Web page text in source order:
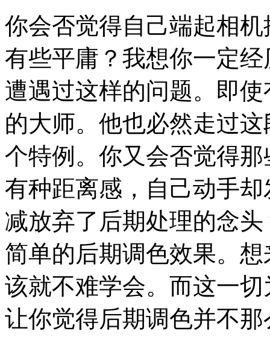
你会否觉得自己端起相
有些平庸？我想你一定
遭遇过这样的问题。即
的大师。他也必然走过
个特例。你又会否觉得
有种距离感，自己动手
减放弃了后期处理的念
简单的后期调色效果。
该就不难学会。而这一
让你觉得后期调色并不